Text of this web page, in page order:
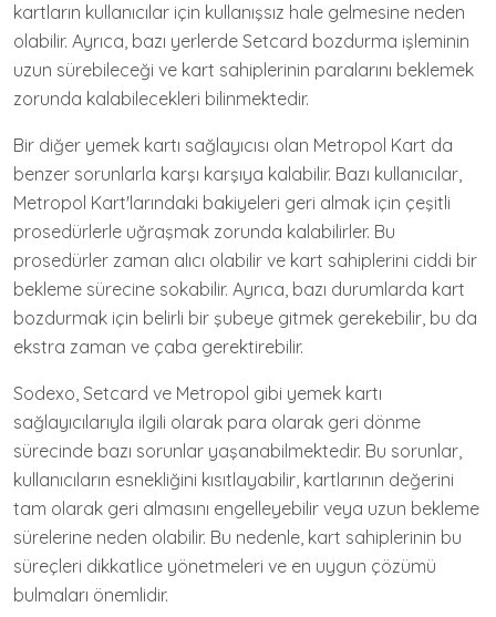
kartların kullanıcılar için kullanışsız hale gelmesine neden
olabilir. Ayrıca, bazı yerlerde Setcard bozdurma işleminin
uzun sürebileceği ve kart sahiplerinin paralarını beklemek
zorunda kalabilecekleri bilinmektedir.
Bir diğer yemek kartı sağlayıcısı olan Metropol Kart da
benzer sorunlarla karşı karşıya kalabilir. Bazı kullanıcılar,
Metropol Kart'larındaki bakiyeleri geri almak için çeşitli
prosedürlerle uğraşmak zorunda kalabilirler. Bu
prosedürler zaman alıcı olabilir ve kart sahiplerini ciddi bir
bekleme sürecine sokabilir. Ayrıca, bazı durumlarda kart
bozdurmak için belirli bir şubeye gitmek gerekebilir, bu da
ekstra zaman ve çaba gerektirebilir.
Sodexo, Setcard ve Metropol gibi yemek kartı
sağlayıcılarıyla ilgili olarak para olarak geri dönme
sürecinde bazı sorunlar yaşanabilmektedir. Bu sorunlar,
kullanıcıların esnekliğini kısıtlayabilir, kartlarının değerini
tam olarak geri almasını engelleyebilir veya uzun bekleme
sürelerine neden olabilir. Bu nedenle, kart sahiplerinin bu
süreçleri dikkatlice yönetmeleri ve en uygun çözümü
bulmaları önemlidir.